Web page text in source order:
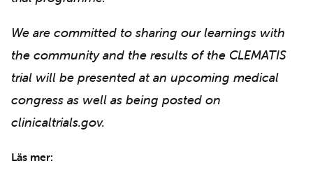
We are committed to sharing our learnings with
the community and the results of the CLEMATIS
trial will be presented at an upcoming medical
congress as well as being posted on
clinicaltrials.gov.
Läs mer: